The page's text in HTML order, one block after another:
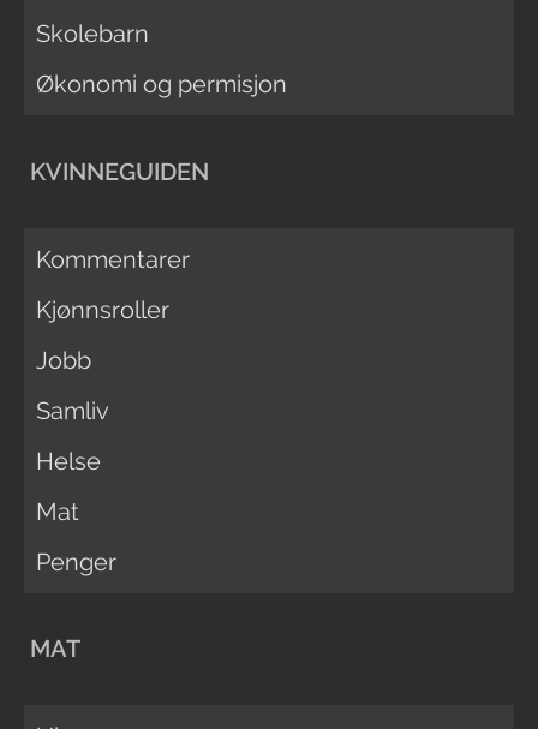
Skolebarn
Økonomi og permisjon
KVINNEGUIDEN
Kommentarer
Kjønnsroller
Jobb
Samliv
Helse
Mat
Penger
MAT